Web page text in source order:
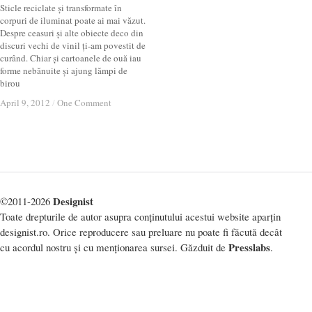
Sticle reciclate și transformate în
corpuri de iluminat poate ai mai văzut.
Despre ceasuri și alte obiecte deco din
discuri vechi de vinil ți-am povestit de
curând. Chiar și cartoanele de ouă iau
forme nebănuite și ajung lămpi de
birou
April 9, 2012 / One Comment
April 9, 2012 / One Comment
©2011-2026 Designist
Toate drepturile de autor asupra conținutului acestui website aparțin
designist.ro. Orice reproducere sau preluare nu poate fi făcută decât
cu acordul nostru și cu menționarea sursei. Găzduit de Presslabs.